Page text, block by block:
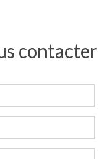
contacter